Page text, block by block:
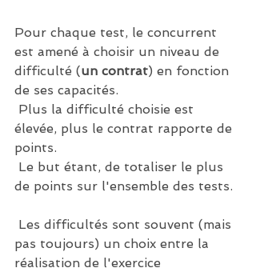
Pour chaque test, le concurrent
est amené à choisir un niveau de
difficulté (un contrat) en fonction
de ses capacités.
élevée, plus le contrat rapporte de
points.
de points sur l'ensemble des tests.
pas toujours) un choix entre la
réalisation de l'exercice